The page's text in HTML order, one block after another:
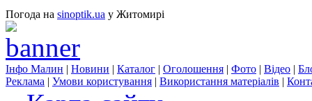
Погода на sinoptik.ua у Житомирі
Інфо Малин | Новини | Каталог | Оголошення | Фото | Відео |
Реклама | Умови користування | Використання матеріалів |